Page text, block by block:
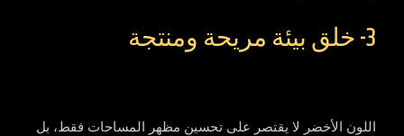
3- خلق بيئة مريحة ومنتجة
اللون الأخضر لا يقتصر على تحسين مظهر المساحات فقط، بل